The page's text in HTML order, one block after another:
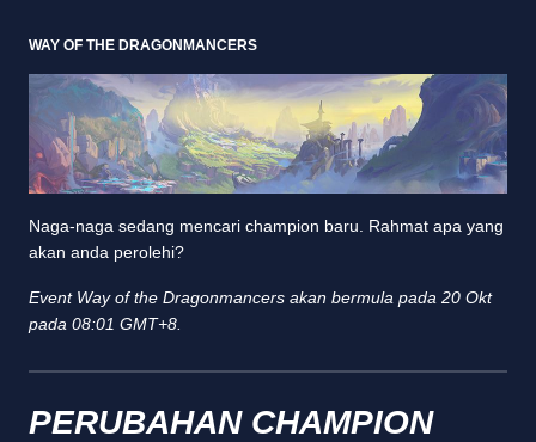
WAY OF THE DRAGONMANCERS
Naga-naga sedang mencari champion baru. Rahmat apa yang
akan anda perolehi?
Event Way of the Dragonmancers akan bermula pada 20 Okt
pada 08:01 GMT+8.
PERUBAHAN CHAMPION